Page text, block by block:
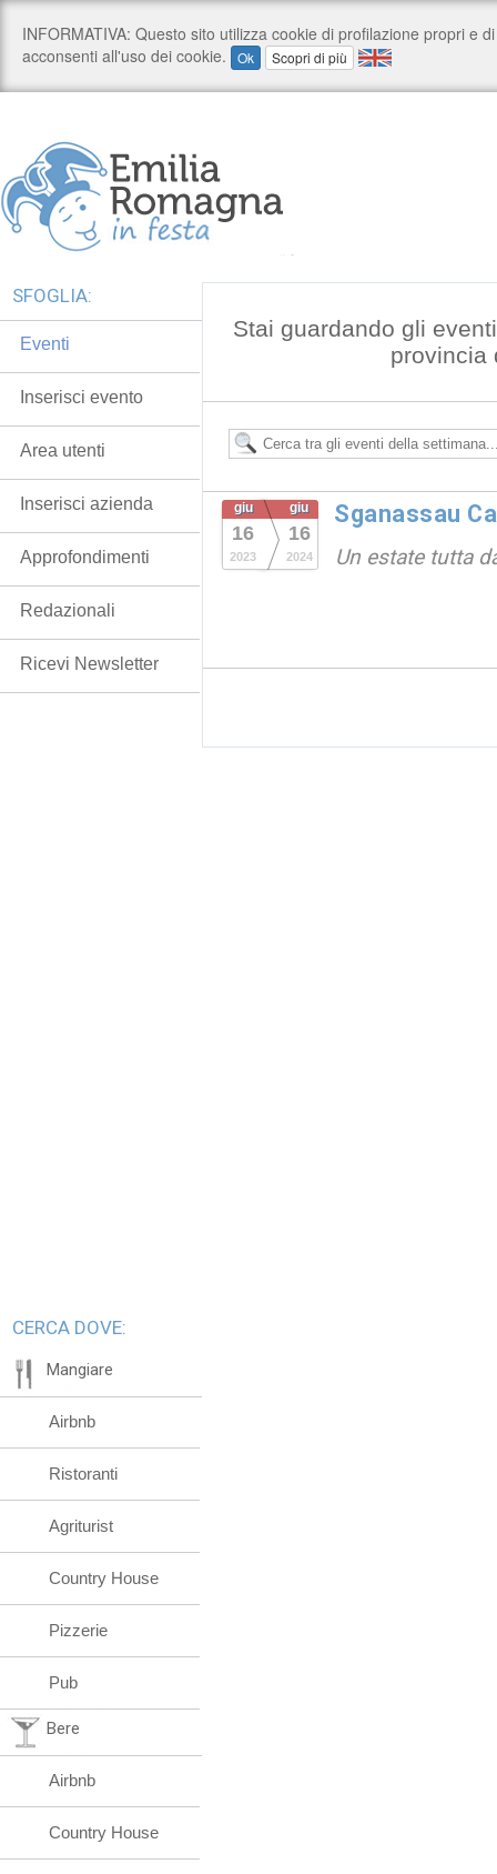
Stai guardando gli
provincia
giu
16
2023
giu
16
2024
Sganassau
Un estate tutta
SFOGLIA:
Eventi
Inserisci evento
Area utenti
Inserisci azienda
Approfondimenti
Redazionali
Ricevi Newsletter
CERCA DOVE:
Mangiare
Airbnb
Ristoranti
Agriturist
Country House
Pizzerie
Pub
Bere
Airbnb
Country House